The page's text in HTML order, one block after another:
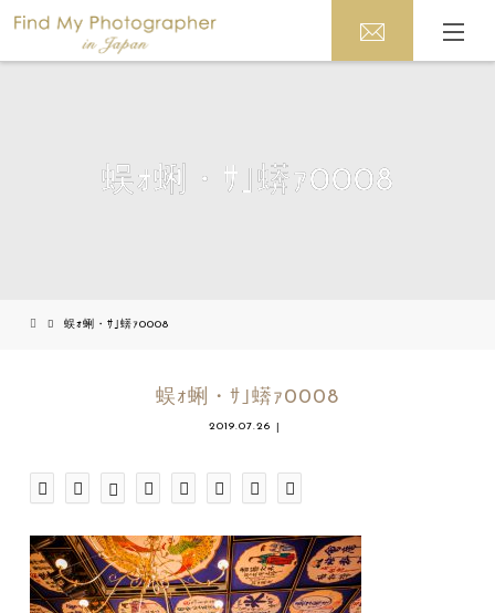
蜈ｫ蜊・ｻ｣蠎ｧ0008
蜈ｫ蜊・ｻ｣蠎ｧ0008
蜈ｫ蜊・ｻ｣蠎ｧ0008
2019.07.26